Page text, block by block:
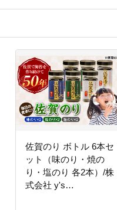
佐賀のり ボトル 6本セ
ット（味のり・焼の
り・塩のり 各2本）/株
式会社 y's